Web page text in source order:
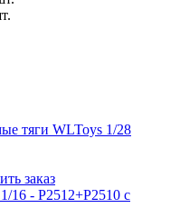
тяги WLToys 1/28
заказ